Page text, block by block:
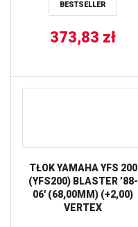
BESTSELLER
373,83 zł
TŁOK YAMAHA YFS 200
(YFS200) BLASTER ’88-
06′ (68,00MM) (+2,00)
VERTEX